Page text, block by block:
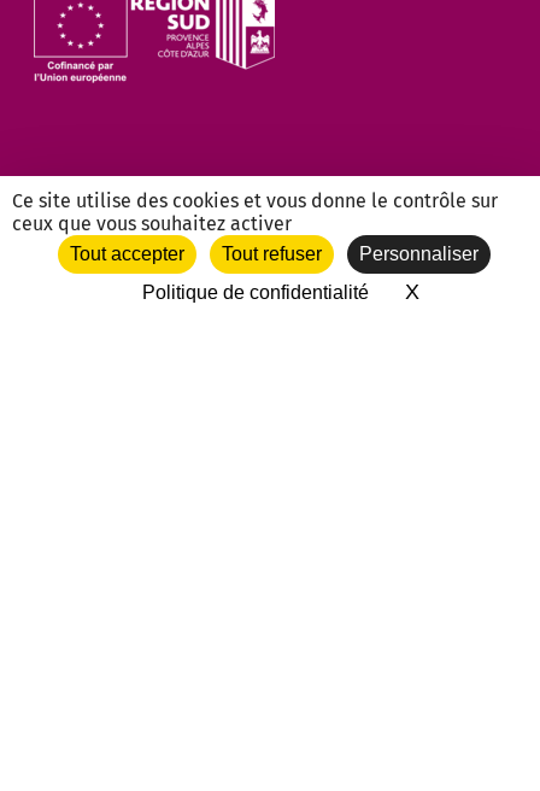
Ce site utilise des cookies et vous donne le contrôle sur
ceux que vous souhaitez activer
Tout accepter Tout refuser
Personnaliser
Politique de confidentialité
XMasquer le
NOS PARTENAIRES ASSOCIATIFS